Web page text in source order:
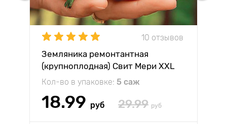
10 отзывов
Земляника ремонтантная
(крупноплодная) Свит Мери XXL
Кол-во в упаковке: 5 саж
18.99 руб 29.99 руб